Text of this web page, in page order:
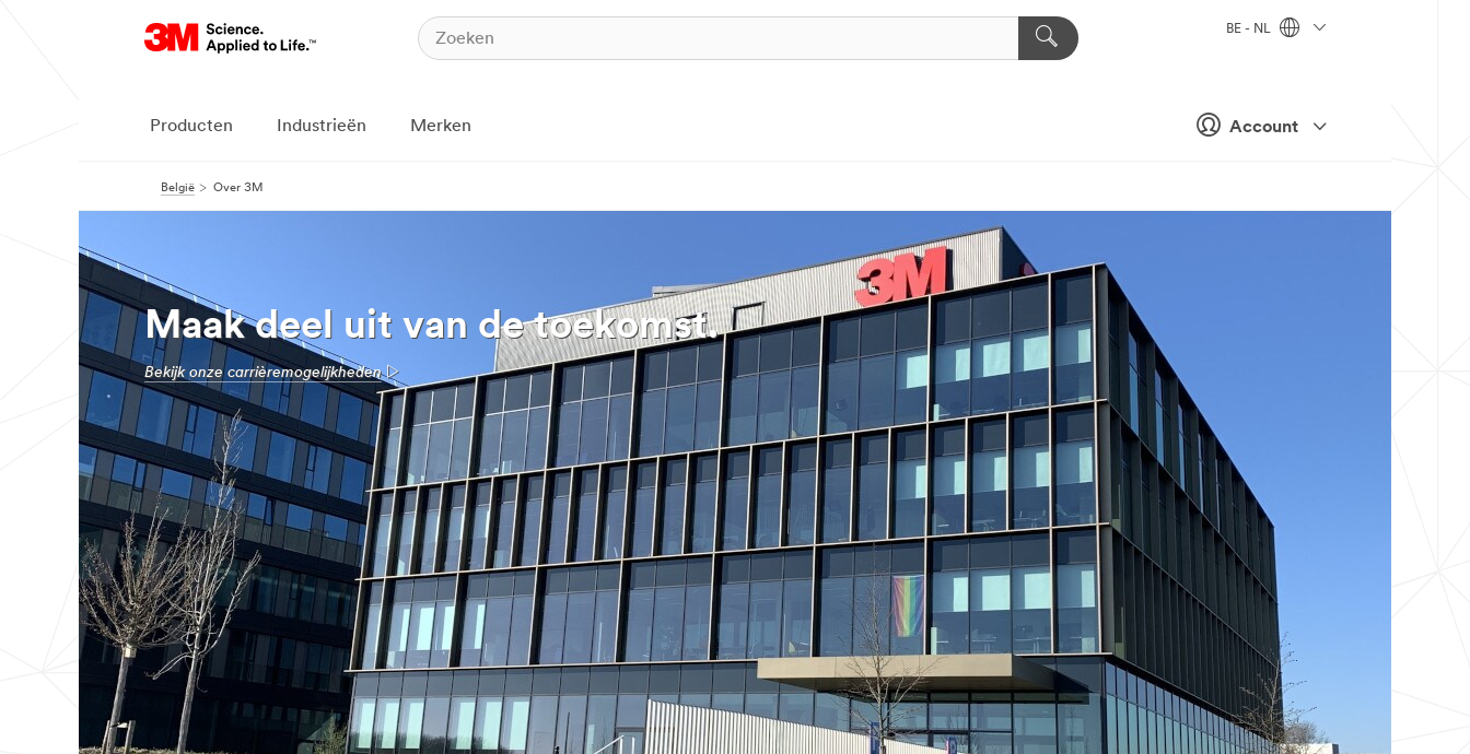
Account
BE - NL
Producten Industrieën Merken
België Over 3M
Maak deel uit van de toekomst.
Bekijk onze carrièremogelijkheden